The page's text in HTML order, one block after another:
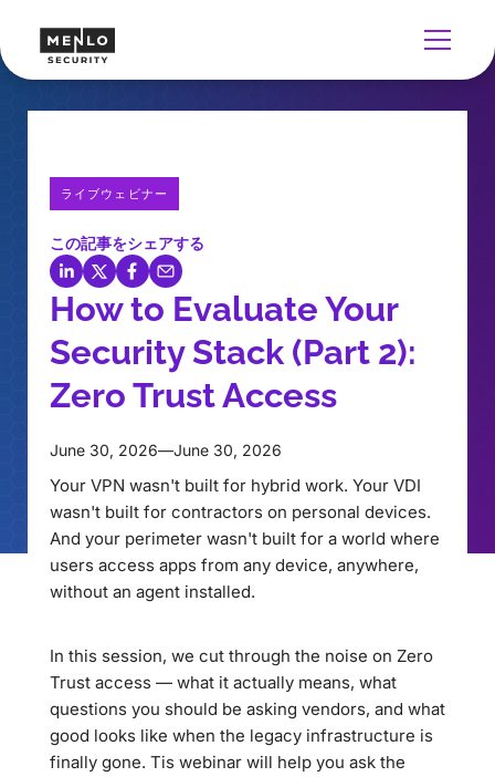
ライブウェビナー
この記事をシェアする
How to Evaluate Your
Security Stack (Part 2):
Zero Trust Access
June 30, 2026—June 30, 2026
Your VPN wasn't built for hybrid work. Your VDI
wasn't built for contractors on personal devices.
And your perimeter wasn't built for a world where
users access apps from any device, anywhere,
without an agent installed.
In this session, we cut through the noise on Zero
Trust access — what it actually means, what
questions you should be asking vendors, and what
good looks like when the legacy infrastructure is
finally gone. Tis webinar will help you ask the